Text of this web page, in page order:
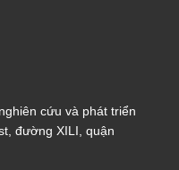
cứu và phát triển
đường XILI, quận